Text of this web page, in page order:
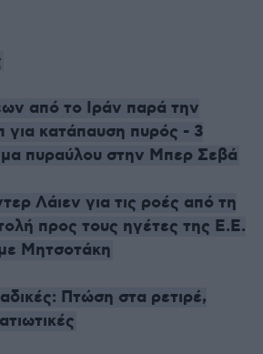
από το Ιράν παρά την
για κατάπαυση πυρός - 3
πυραύλου στην Μπερ Σεβά
Λάιεν για τις ροές από τη
προς τους ηγέτες της Ε.Ε.
Μητσοτάκη
Πτώση στα ρετιρέ,